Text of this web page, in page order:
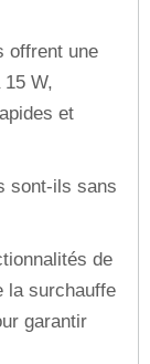
offrent une
W,
et
sont-ils sans
de
la surchauffe
garantir